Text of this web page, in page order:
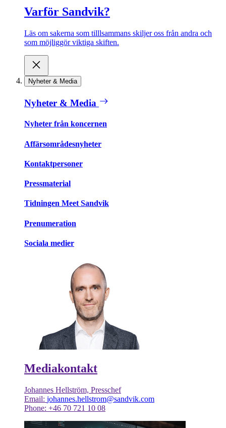
Varför Sandvik?
Läs om sakerna som tilllsammans skiljer oss från andra och
som möjliggör viktiga skiften.
Nyheter & Media
Nyheter & Media
Nyheter från koncernen
Affärsområdesnyheter
Kontaktpersoner
Pressmaterial
Tidningen Meet Sandvik
Prenumeration
Sociala medier
Mediakontakt
Johannes Hellström, Presschef
Email: johannes.hellstrom@sandvik.com
Phone: +46 70 721 10 08